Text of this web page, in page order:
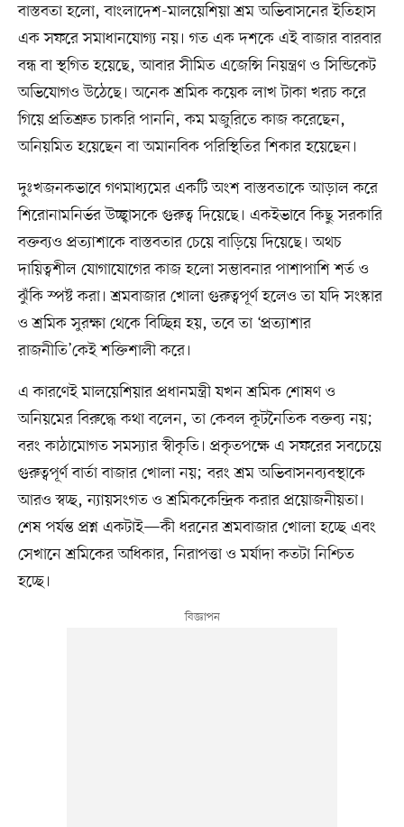
বাস্তবতা হলো, বাংলাদেশ-মালয়েশিয়া শ্রম অভিবাসনের ইতিহাস
এক সফরে সমাধানযোগ্য নয়। গত এক দশকে এই বাজার বারবার
বন্ধ বা স্থগিত হয়েছে, আবার সীমিত এজেন্সি নিয়ন্ত্রণ ও সিন্ডিকেট
অভিযোগও উঠেছে। অনেক শ্রমিক কয়েক লাখ টাকা খরচ করে
গিয়ে প্রতিশ্রুত চাকরি পাননি, কম মজুরিতে কাজ করেছেন,
অনিয়মিত হয়েছেন বা অমানবিক পরিস্থিতির শিকার হয়েছেন।
দুঃখজনকভাবে গণমাধ্যমের একটি অংশ বাস্তবতাকে আড়াল করে
শিরোনামনির্ভর উচ্ছ্বাসকে গুরুত্ব দিয়েছে। একইভাবে কিছু সরকারি
বক্তব্যও প্রত্যাশাকে বাস্তবতার চেয়ে বাড়িয়ে দিয়েছে। অথচ
দায়িত্বশীল যোগাযোগের কাজ হলো সম্ভাবনার পাশাপাশি শর্ত ও
ঝুঁকি স্পষ্ট করা। শ্রমবাজার খোলা গুরুত্বপূর্ণ হলেও তা যদি সংস্কার
ও শ্রমিক সুরক্ষা থেকে বিচ্ছিন্ন হয়, তবে তা ‘প্রত্যাশার
রাজনীতি’কেই শক্তিশালী করে।
এ কারণেই মালয়েশিয়ার প্রধানমন্ত্রী যখন শ্রমিক শোষণ ও
অনিয়মের বিরুদ্ধে কথা বলেন, তা কেবল কূটনৈতিক বক্তব্য নয়;
বরং কাঠামোগত সমস্যার স্বীকৃতি। প্রকৃতপক্ষে এ সফরের সবচেয়ে
গুরুত্বপূর্ণ বার্তা বাজার খোলা নয়; বরং শ্রম অভিবাসনব্যবস্থাকে
আরও স্বচ্ছ, ন্যায়সংগত ও শ্রমিককেন্দ্রিক করার প্রয়োজনীয়তা।
শেষ পর্যন্ত প্রশ্ন একটাই—কী ধরনের শ্রমবাজার খোলা হচ্ছে এবং
সেখানে শ্রমিকের অধিকার, নিরাপত্তা ও মর্যাদা কতটা নিশ্চিত
হচ্ছে।